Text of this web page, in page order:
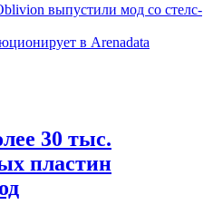
выпустили мод со стелс-
в Arenadata
30 тыс.
пластин